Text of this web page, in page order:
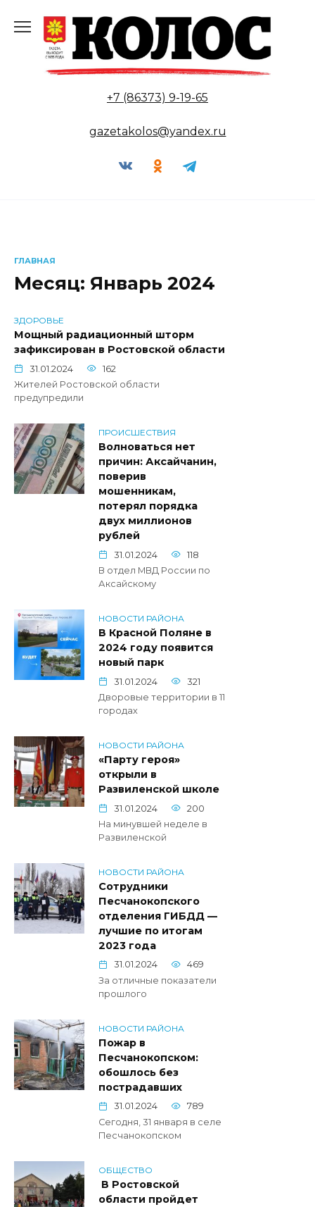
содержанию
+7 (86373) 9-19-65
gazetakolos@yandex.ru
ГЛАВНАЯ
Месяц: Январь 2024
ЗДОРОВЬЕ
Мощный радиационный шторм
зафиксирован в Ростовской области
31.01.2024
162
Жителей Ростовской области
предупредили
ПРОИСШЕСТВИЯ
Волноваться нет
причин: Аксайчанин,
поверив
мошенникам,
потерял порядка
двух миллионов
рублей
31.01.2024
118
В отдел МВД России по
Аксайскому
НОВОСТИ РАЙОНА
В Красной Поляне в
2024 году появится
новый парк
31.01.2024
321
Дворовые территории в 11
городах
НОВОСТИ РАЙОНА
«Парту героя»
открыли в
Развиленской школе
31.01.2024
200
На минувшей неделе в
Развиленской
НОВОСТИ РАЙОНА
Сотрудники
Песчанокопского
отделения ГИБДД —
лучшие по итогам
2023 года
31.01.2024
469
За отличные показатели
прошлого
НОВОСТИ РАЙОНА
Пожар в
Песчанокопском:
обошлось без
пострадавших
31.01.2024
789
Сегодня, 31 января в селе
Песчанокопском
ОБЩЕСТВО
В Ростовской
области пройдет